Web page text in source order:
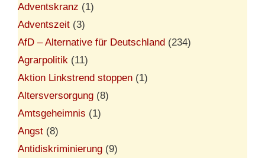
Adventskranz (1)
Adventszeit (3)
AfD – Alternative für Deutschland (234)
Agrarpolitik (11)
Aktion Linkstrend stoppen (1)
Altersversorgung (8)
Amtsgeheimnis (1)
Angst (8)
Antidiskriminierung (9)